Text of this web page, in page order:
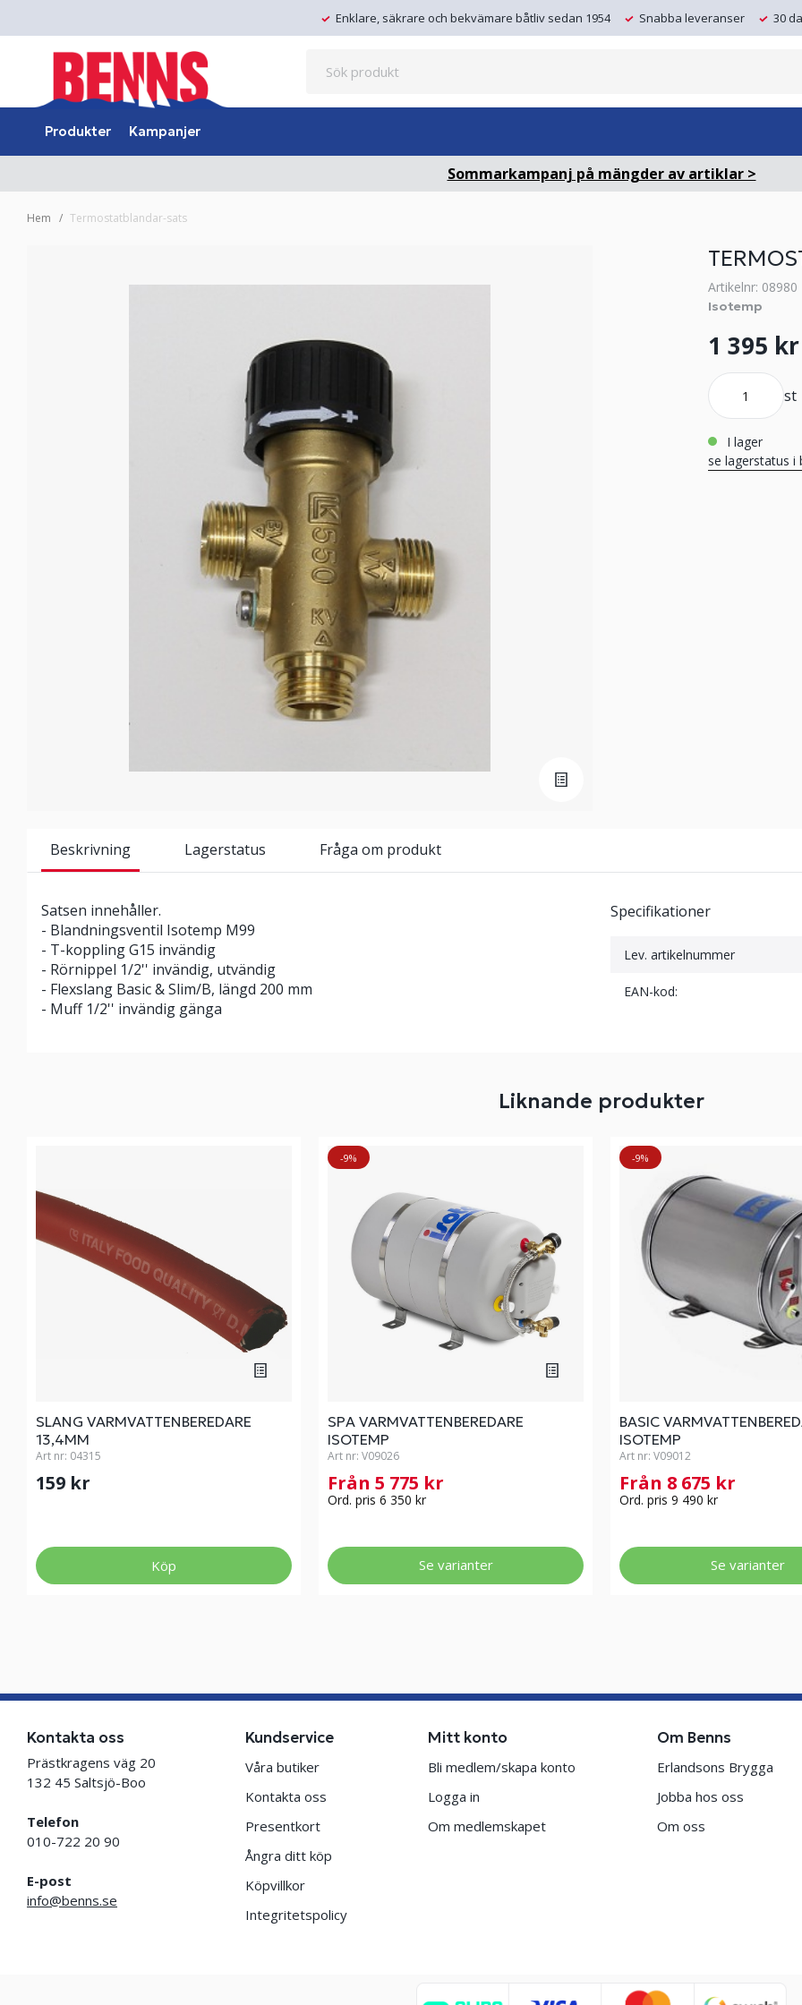
Enklare, säkrare och bekvämare båtliv sedan 1954 Snabba leveranser 30
Produkter Kampanjer
Sommarkampanj på mängder av artiklar >
Hem Termostatblandar-sats
Artikelnr: 08980
Isotemp
1 395 kr
st
i lager
se lagerstatus i
Beskrivning Lagerstatus Fråga om produkt
Satsen innehåller.
- Blandningsventil Isotemp M99
- T-koppling G15 invändig
- Rörnippel 1/2'' invändig, utvändig
- Flexslang Basic & Slim/B, längd 200 mm
- Muff 1/2'' invändig gänga
Specifikationer
Lev. artikelnummer
EAN-kod:
Liknande produkter
SLANG VARMVATTENBEREDARE
13,4MM
Art nr: 04315
159 kr
Köp
-9%
SPA VARMVATTENBEREDARE
ISOTEMP
Art nr: V09026
Från 5 775 kr
Ord. pris 6 350 kr
Se varianter
-9%
BASIC
ISOTEMP
Art nr: V09012
Från 8 675 kr
Ord. pris 9 490 kr
Se varianter
Kontakta oss
Prästkragens väg 20
132 45 Saltsjö-Boo
Telefon
010-722 20 90
E-post
info@benns.se
Kundservice
Våra butiker
Kontakta oss
Presentkort
Ångra ditt köp
Köpvillkor
Integritetspolicy
Mitt konto
Bli medlem/skapa konto
Logga in
Om medlemskapet
Om Benns
Erlandsons Brygga
Jobba hos oss
Om oss